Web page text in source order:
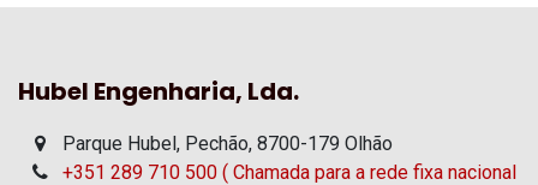
Hubel Engenharia, Lda.
Parque Hubel, Pechão, 8700-179 Olhão
+351 289 710 500 ( Chamada para a rede fixa nacional